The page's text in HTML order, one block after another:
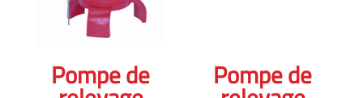
Pompe de Pompe de